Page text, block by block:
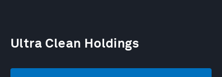
Ultra Clean Holdings